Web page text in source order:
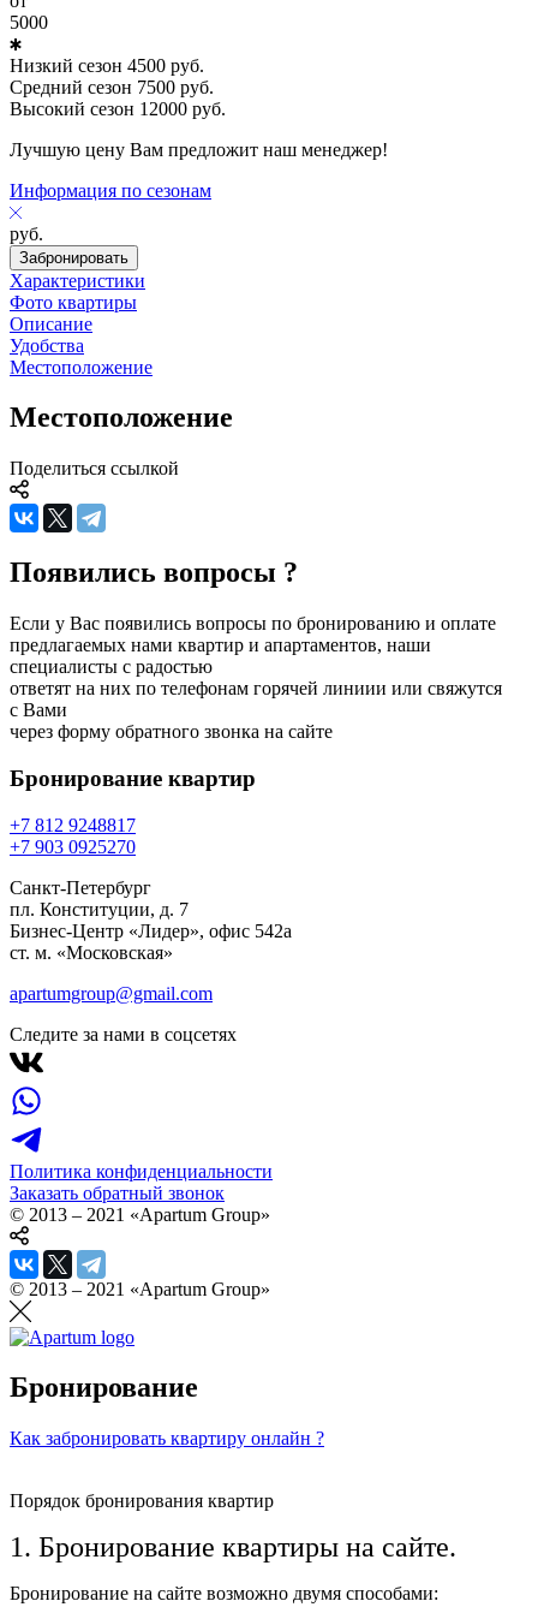
5000
Низкий сезон 4500 руб.
Средний сезон 7500 руб.
Высокий сезон 12000 руб.
Лучшую цену Вам предложит наш менеджер!
Информация по сезонам
руб.
Забронировать
Характеристики
Фото квартиры
Описание
Удобства
Местоположение
Местоположение
Поделиться ссылкой
Появились вопросы ?
Если у Вас появились вопросы по бронированию и оплате
предлагаемых нами квартир и апартаментов, наши
специалисты с радостью
ответят на них по телефонам горячей линиии или свяжутся
с Вами
через форму обратного звонка на сайте
Бронирование квартир
+7 812 9248817
+7 903 0925270
Санкт-Петербург
пл. Конституции, д. 7
Бизнес-Центр «Лидер», офис 542a
ст. м. «Московская»
apartumgroup@gmail.com
Следите за нами в соцсетях
Политика конфиденциальности
Заказать обратный звонок
© 2013 – 2021 «Apartum Group»
© 2013 – 2021 «Apartum Group»
Бронирование
Как забронировать квартиру онлайн ?
Порядок бронирования квартир
1. Бронирование квартиры на сайте.
Бронирование на сайте возможно двумя способами: